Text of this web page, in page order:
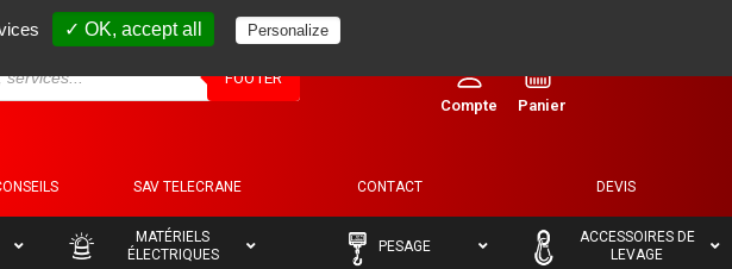
FOOTER
SAV TELECRANE
– CONTACT
– DEVIS
–
MATÉRIELS
ÉLECTRIQUES
PESAGE
ACCESSOIRES DE
LEVAGE
✓ OK, accept all Personalize